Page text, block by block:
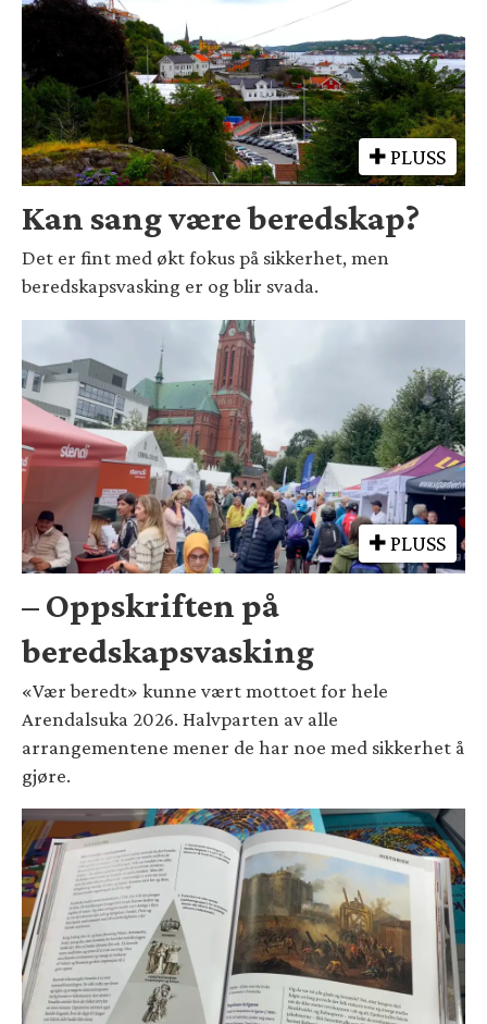
PLUSS
Kan sang være beredskap?
Det er fint med økt fokus på sikkerhet, men
beredskapsvasking er og blir svada.
PLUSS
– Oppskriften på
beredskapsvasking
«Vær beredt» kunne vært mottoet for hele
Arendalsuka 2026. Halvparten av alle
arrangementene mener de har noe med sikkerhet å
gjøre.